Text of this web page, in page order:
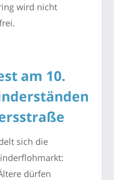
wird nicht
am 10.
sich die
dürfen